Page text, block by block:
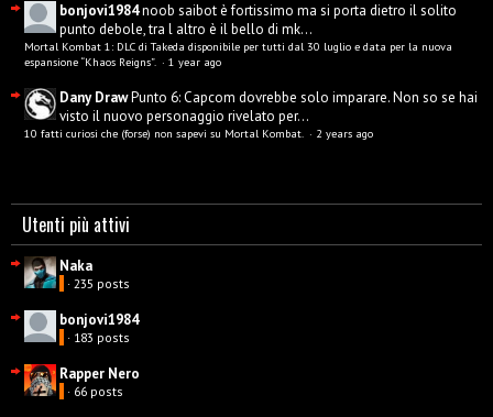
bonjovi1984noob saibot è fortissimo ma si porta dietro il solito
punto debole, tra l altro è il bello di mk...
Mortal Kombat 1: DLC di Takeda disponibile per tutti dal 30 luglio e data per la nuova
espansione “Khaos Reigns”. · 1 year ago
Dany DrawPunto 6: Capcom dovrebbe solo imparare. Non so se hai
visto il nuovo personaggio rivelato per...
10 fatti curiosi che (forse) non sapevi su Mortal Kombat. · 2 years ago
Utenti più attivi
Naka
· 235 posts
bonjovi1984
· 183 posts
Rapper Nero
· 66 posts